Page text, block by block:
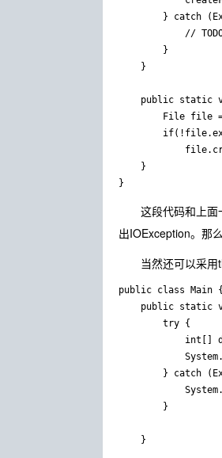
这段代码和上面一
出IOException。那
当然还可以采用
public class Main {